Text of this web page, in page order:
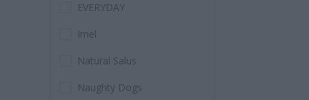
EVERYDAY
Imel
Natural Salus
Naughty Dogs